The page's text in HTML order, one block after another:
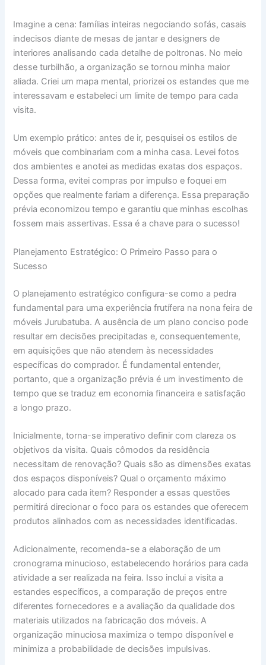
Imagine a cena: famílias inteiras negociando sofás, casais
indecisos diante de mesas de jantar e designers de
interiores analisando cada detalhe de poltronas. No meio
desse turbilhão, a organização se tornou minha maior
aliada. Criei um mapa mental, priorizei os estandes que me
interessavam e estabeleci um limite de tempo para cada
visita.
Um exemplo prático: antes de ir, pesquisei os estilos de
móveis que combinariam com a minha casa. Levei fotos
dos ambientes e anotei as medidas exatas dos espaços.
Dessa forma, evitei compras por impulso e foquei em
opções que realmente fariam a diferença. Essa preparação
prévia economizou tempo e garantiu que minhas escolhas
fossem mais assertivas. Essa é a chave para o sucesso!
Planejamento Estratégico: O Primeiro Passo para o
Sucesso
O planejamento estratégico configura-se como a pedra
fundamental para uma experiência frutífera na nona feira de
móveis Jurubatuba. A ausência de um plano conciso pode
resultar em decisões precipitadas e, consequentemente,
em aquisições que não atendem às necessidades
específicas do comprador. É fundamental entender,
portanto, que a organização prévia é um investimento de
tempo que se traduz em economia financeira e satisfação
a longo prazo.
Inicialmente, torna-se imperativo definir com clareza os
objetivos da visita. Quais cômodos da residência
necessitam de renovação? Quais são as dimensões exatas
dos espaços disponíveis? Qual o orçamento máximo
alocado para cada item? Responder a essas questões
permitirá direcionar o foco para os estandes que oferecem
produtos alinhados com as necessidades identificadas.
Adicionalmente, recomenda-se a elaboração de um
cronograma minucioso, estabelecendo horários para cada
atividade a ser realizada na feira. Isso inclui a visita a
estandes específicos, a comparação de preços entre
diferentes fornecedores e a avaliação da qualidade dos
materiais utilizados na fabricação dos móveis. A
organização minuciosa maximiza o tempo disponível e
minimiza a probabilidade de decisões impulsivas.